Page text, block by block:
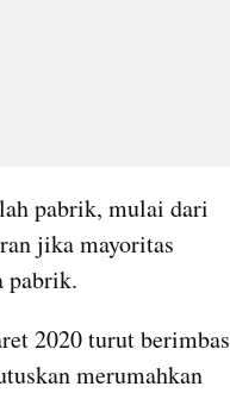
pabrik, mulai dari
jika mayoritas
pabrik.
2020 turut berimbas
merumahkan